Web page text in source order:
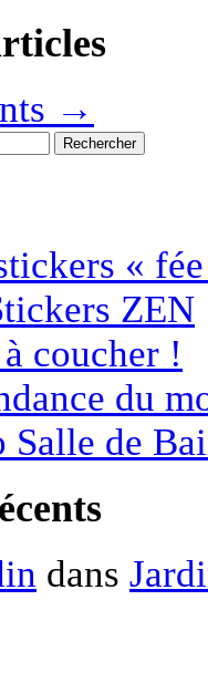
→
«
ZEN
coucher !
du
Salle de
dans